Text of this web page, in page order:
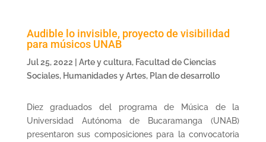
Audible lo invisible, proyecto de visibilidad
para músicos UNAB
Jul 25, 2022 Arte y cultura, Facultad de Ciencias
Sociales, Humanidades y Artes, Plan de desarrollo
Diez graduados del programa de Música de la
Universidad Autónoma de Bucaramanga (UNAB)
presentaron sus composiciones para la convocatoria